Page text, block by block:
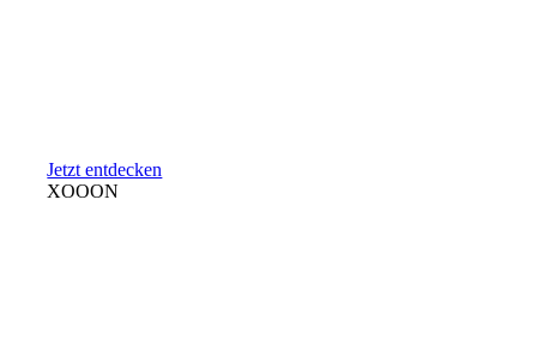
Jetzt entdecken
XOOON